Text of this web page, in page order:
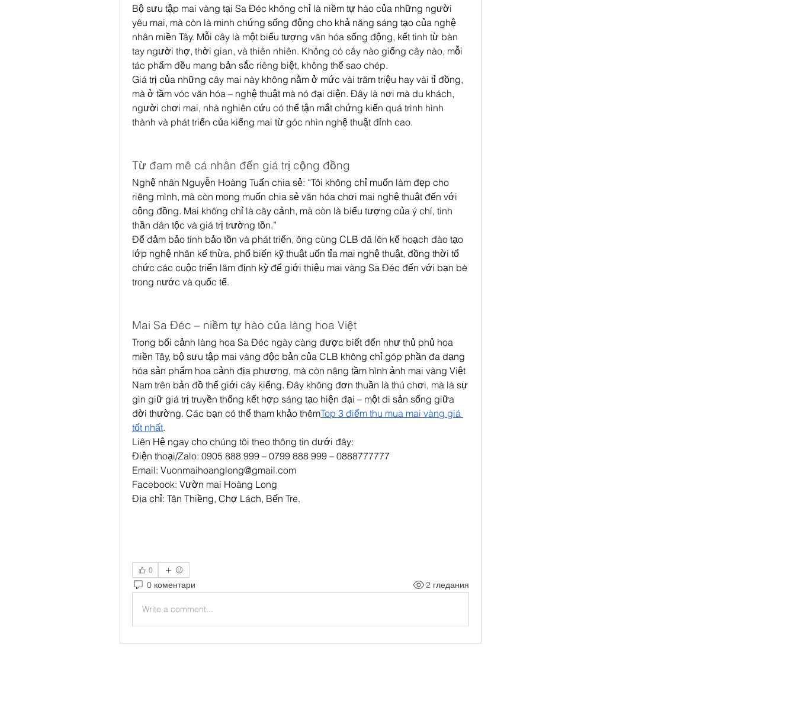
Bộ sưu tập mai vàng tại Sa Đéc không chỉ là niềm tự hào của những người
yêu mai, mà còn là minh chứng sống động cho khả năng sáng tạo của nghệ
nhân miền Tây. Mỗi cây là một biểu tượng văn hóa sống động, kết tinh từ bàn
tay người thợ, thời gian, và thiên nhiên. Không có cây nào giống cây nào, mỗi
tác phẩm đều mang bản sắc riêng biệt, không thể sao chép.
Giá trị của những cây mai này không nằm ở mức vài trăm triệu hay vài tỉ đồng,
mà ở tầm vóc văn hóa – nghệ thuật mà nó đại diện. Đây là nơi mà du khách,
người chơi mai, nhà nghiên cứu có thể tận mắt chứng kiến quá trình hình
thành và phát triển của kiểng mai từ góc nhìn nghệ thuật đỉnh cao.
Từ đam mê cá nhân đến giá trị cộng đồng
Nghệ nhân Nguyễn Hoàng Tuấn chia sẻ: “Tôi không chỉ muốn làm đẹp cho
riêng mình, mà còn mong muốn chia sẻ văn hóa chơi mai nghệ thuật đến với
cộng đồng. Mai không chỉ là cây cảnh, mà còn là biểu tượng của ý chí, tinh
thần dân tộc và giá trị trường tồn.”
Để đảm bảo tính bảo tồn và phát triển, ông cùng CLB đã lên kế hoạch đào tạo
lớp nghệ nhân kế thừa, phổ biến kỹ thuật uốn tỉa mai nghệ thuật, đồng thời tổ
chức các cuộc triển lãm định kỳ để giới thiệu mai vàng Sa Đéc đến với bạn bè
trong nước và quốc tế.
Mai Sa Đéc – niềm tự hào của làng hoa Việt
Trong bối cảnh làng hoa Sa Đéc ngày càng được biết đến như thủ phủ hoa
miền Tây, bộ sưu tập mai vàng độc bản của CLB không chỉ góp phần đa dạng
hóa sản phẩm hoa cảnh địa phương, mà còn nâng tầm hình ảnh mai vàng Việt
Nam trên bản đồ thế giới cây kiểng. Đây không đơn thuần là thú chơi, mà là sự
gìn giữ giá trị truyền thống kết hợp sáng tạo hiện đại – một di sản sống giữa
đời thường. Các bạn có thể tham khảo thêmTop 3 điểm thu mua mai vàng giá
tốt nhất.
Liên Hệ ngay cho chúng tôi theo thông tin dưới đây:
Điện thoại/Zalo: 0905 888 999 – 0799 888 999 – 0888777777
Email: Vuonmaihoanglong@gmail.com
Facebook: Vườn mai Hoàng Long
Địa chỉ: Tân Thiềng, Chợ Lách, Bến Tre.
0
0 коментари 2 гледания
Write a comment...